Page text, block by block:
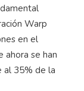
Warp
en el
ahora se han
al 35% de la